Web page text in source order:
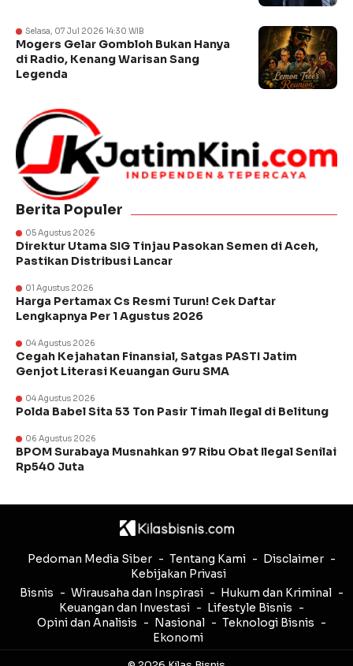
Selasa, 07 Jul 2026 14:30 WIB
Mogers Gelar Gombloh Bukan Hanya
di Radio, Kenang Warisan Sang
Legenda
Berita Populer
05 Agustus 2026
Direktur Utama SIG Tinjau Pasokan Semen di Aceh,
Pastikan Distribusi Lancar
01 Agustus 2026
Harga Pertamax Cs Resmi Turun! Cek Daftar
Lengkapnya Per 1 Agustus 2026
04 Agustus 2026
Cegah Kejahatan Finansial, Satgas PASTI Jatim
Genjot Literasi Keuangan Guru SMA
04 Agustus 2026
Polda Babel Sita 53 Ton Pasir Timah Ilegal di Belitung
06 Agustus 2026
BPOM Surabaya Musnahkan 97 Ribu Obat Ilegal Senilai
Rp540 Juta
Pedoman Media Siber Tentang Kami
Disclaimer
Kebijakan Privasi
Bisnis
Wirausaha dan Inspirasi
Hukum dan Kriminal
Keuangan dan Investasi
Lifestyle Bisnis
Opini dan Analisis
Nasional
Teknologi Bisnis
Ekonomi